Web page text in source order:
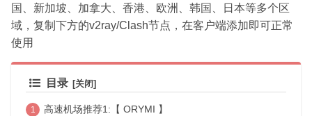
国、新加坡、加拿大、香港、欧洲、韩国、日本等多个区
域，复制下方的v2ray/Clash节点，在客户端添加即可正常
使用
目录
高速机场推荐1:【 ORYMI 】